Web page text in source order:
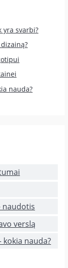
yra svarbi?
nauda?
naudotis
verslą
nauda?